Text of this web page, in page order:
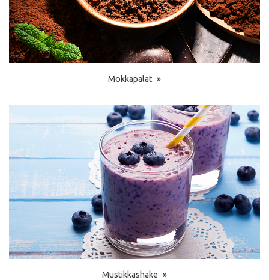
Mokkapalat
Mustikkashake